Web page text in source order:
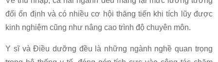
đối ổn định và có nhiều cơ hội thăng tiến khi tích lũy được
kinh nghiệm cũng như nâng cao trình độ chuyên môn.
Y sĩ và Điều dưỡng đều là những ngành nghề quan trọng